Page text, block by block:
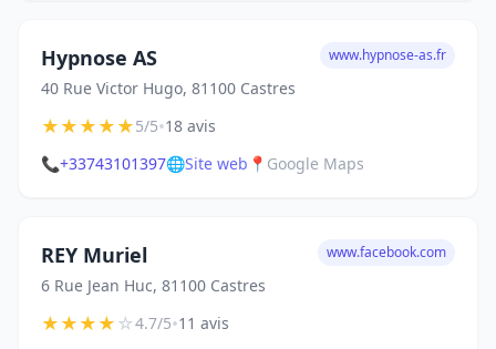
Hypnose AS
40 Rue Victor Hugo, 81100 Castres
www.hypnose-as.fr
★★★★★5/5•18 avis
📞+33743101397🌐Site web 📍 Google Maps
REY Muriel
6 Rue Jean Huc, 81100 Castres
www.facebook.com
★★★★☆4.7/5•11 avis